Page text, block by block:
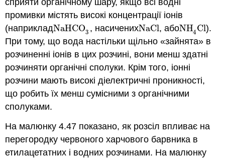
сприяти органічному шару, якщо всі водні
промивки містять високі концентрації іонів
(наприкладNaHCO3
NaHCO3 , насиченихNaCl
NaCl, абоNH4Cl
NH4 Cl).
При тому, що вода настільки щільно «зайнята» в
розчиненні іонів в цих розчині, вони менш здатні
розчиняти органічні сполуки. Крім того, іонні
розчини мають високі діелектричні проникності,
що робить їх менш сумісними з органічними
сполуками.
На малюнку 4.47 показано, як розсіл впливає на
перегородку червоного харчового барвника в
етилацетатних і водних розчинами. На малюнку